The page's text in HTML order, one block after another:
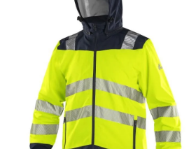
hviezdičiek.